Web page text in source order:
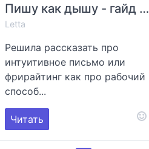
Пишу как дышу - гайд по техникам интуитивного письма
Letta
Решила рассказать про
интуитивное письмо или
фрирайтинг как про рабочий
способ...
Читать